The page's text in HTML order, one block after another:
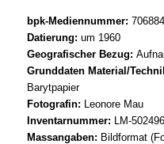
bpk-Mediennummer:
Datierung: um 1960
Geografischer Bezug:
Grunddaten Material/
Barytpapier
Fotografin: Leonore Mau
Inventarnummer: LM-502496
Massangaben: Bildformat